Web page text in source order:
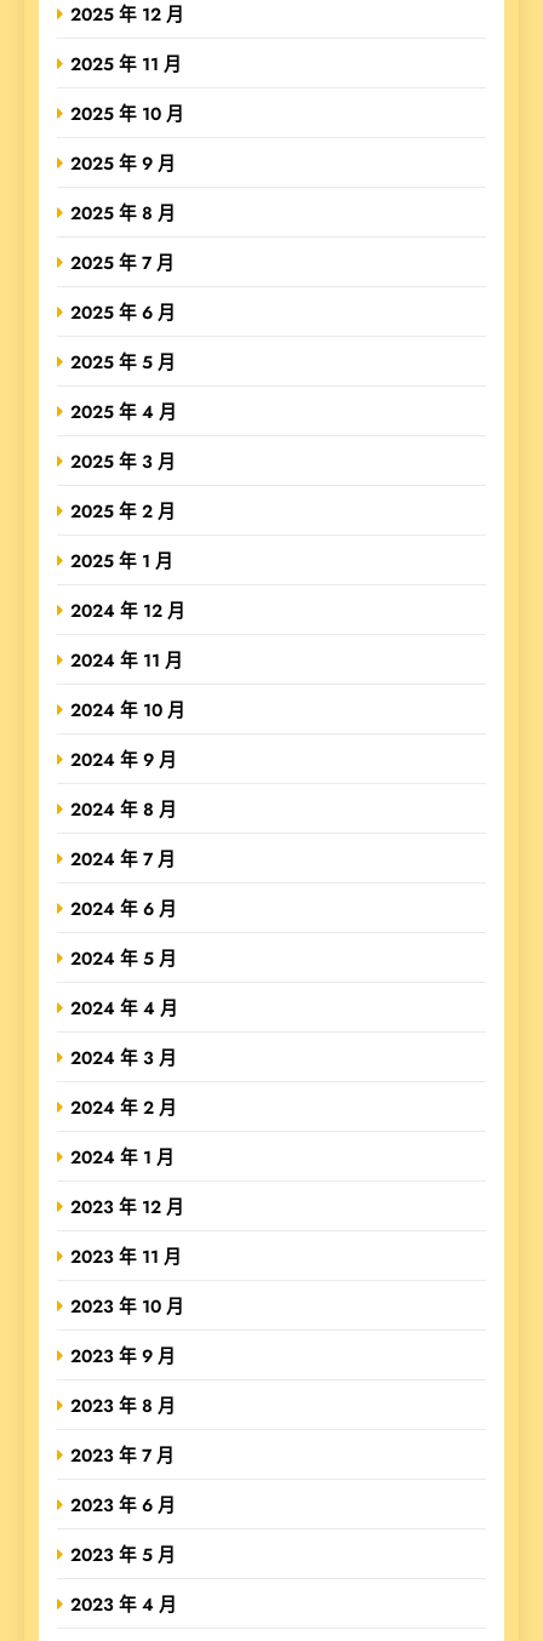
2025 年 12 月
2025 年 11 月
2025 年 10 月
2025 年 9 月
2025 年 8 月
2025 年 7 月
2025 年 6 月
2025 年 5 月
2025 年 4 月
2025 年 3 月
2025 年 2 月
2025 年 1 月
2024 年 12 月
2024 年 11 月
2024 年 10 月
2024 年 9 月
2024 年 8 月
2024 年 7 月
2024 年 6 月
2024 年 5 月
2024 年 4 月
2024 年 3 月
2024 年 2 月
2024 年 1 月
2023 年 12 月
2023 年 11 月
2023 年 10 月
2023 年 9 月
2023 年 8 月
2023 年 7 月
2023 年 6 月
2023 年 5 月
2023 年 4 月